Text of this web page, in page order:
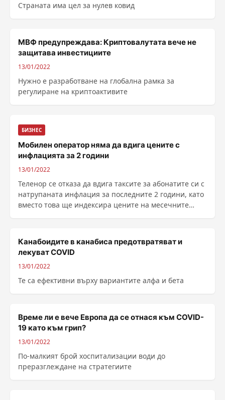
Страната има цел за нулев ковид
МВФ предупреждава: Криптовалутата вече не
защитава инвестициите
13/01/2022
Нужно е разработване на глобална рамка за
регулиране на криптоактивите
БИЗНЕС
Мобилен оператор няма да вдига цените с
инфлацията за 2 години
13/01/2022
Теленор се отказа да вдига таксите за абонатите си с
натрупаната инфлация за последните 2 години, като
вместо това ще индексира цените на месечните
Канабоидите в канабиса предотвратяват и
лекуват COVID
13/01/2022
Те са ефективни върху вариантите алфа и бета
Време ли е вече Европа да се отнася към COVID-
19 като към грип?
13/01/2022
По-малкият брой хоспитализации води до
преразглеждане на стратегиите